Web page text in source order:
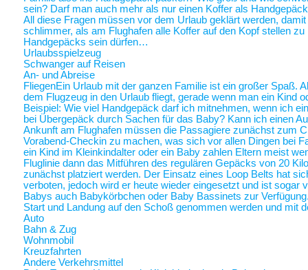
sein? Darf man auch mehr als nur einen Koffer als
All diese Fragen müssen vor dem Urlaub geklärt werden,
schlimmer, als am Flughafen alle Koffer auf den Kopf stellen
Handgepäcks sein dürfen…
Urlaubsspielzeug
Schwanger auf Reisen
An- und Abreise
FliegenEin Urlaub mit der ganzen Familie ist ein großer Spaß.
dem Flugzeug in den Urlaub fliegt, gerade wenn man ein Kind
Beispiel: Wie viel Handgepäck darf ich mitnehmen, wenn ich
bei Übergepäck durch Sachen für das Baby? Kann ich einen
Ankunft am Flughafen müssen die Passagiere zunächst zum
Vorabend-Checkin zu machen, was sich vor allen Dingen bei
ein Kind im Kleinkindalter oder ein Baby zahlen Eltern meist
Fluglinie dann das Mitführen des regulären Gepäcks von 20
zunächst platziert werden. Der Einsatz eines Loop Belts hat
verboten, jedoch wird er heute wieder eingesetzt und ist sogar
Babys auch Babykörbchen oder Baby Bassinets zur
Start und Landung auf den Schoß genommen werden und mit
Auto
Bahn & Zug
Wohnmobil
Kreuzfahrten
Andere Verkehrsmittel